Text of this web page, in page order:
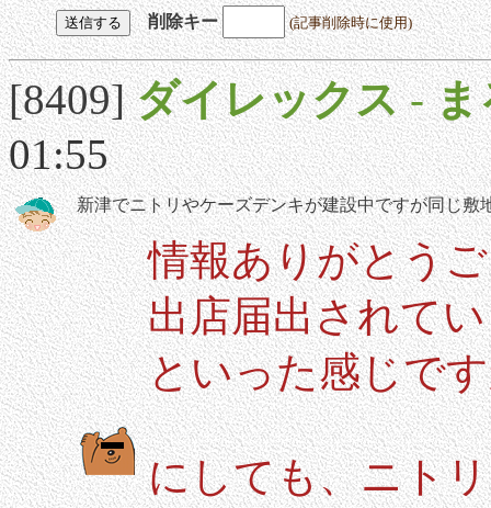
削除キー (記事削除時に使用)
[8409]ダイレックス-ま
01:55
新津でニトリやケーズデンキが建設中ですが同じ
情報ありがとう
出店届出されて
といった感じで
にしても、ニト